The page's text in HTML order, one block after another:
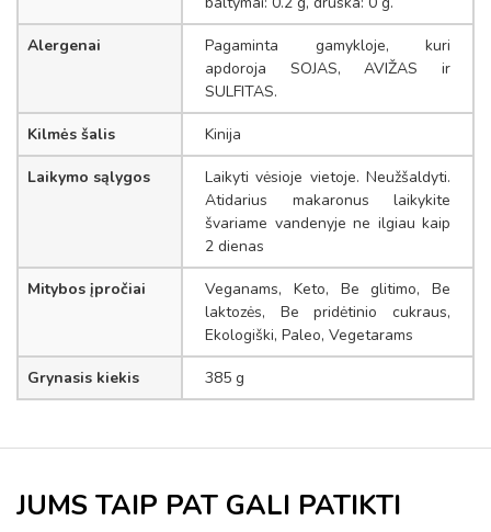
Alergenai
Pagaminta gamykloje, kuri
apdoroja SOJAS, AVIŽAS ir
SULFITAS.
Kilmės šalis Kinija
Laikymo sąlygos
Laikyti vėsioje vietoje. Neužšaldyti.
Atidarius makaronus laikykite
švariame vandenyje ne ilgiau kaip
2 dienas
Mitybos įpročiai
Veganams, Keto, Be glitimo, Be
laktozės, Be pridėtinio cukraus,
Ekologiški, Paleo, Vegetarams
Grynasis kiekis 385 g
JUMS TAIP PAT GALI PATIKTI